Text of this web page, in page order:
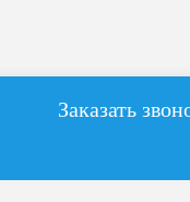
Заказать